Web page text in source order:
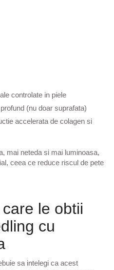
controlate in piele
(nu doar suprafata)
accelerata de colagen si
mai neteda si mai luminoasa,
ceea ce reduce riscul de pete
le obtii
cu
sa intelegi ca acest